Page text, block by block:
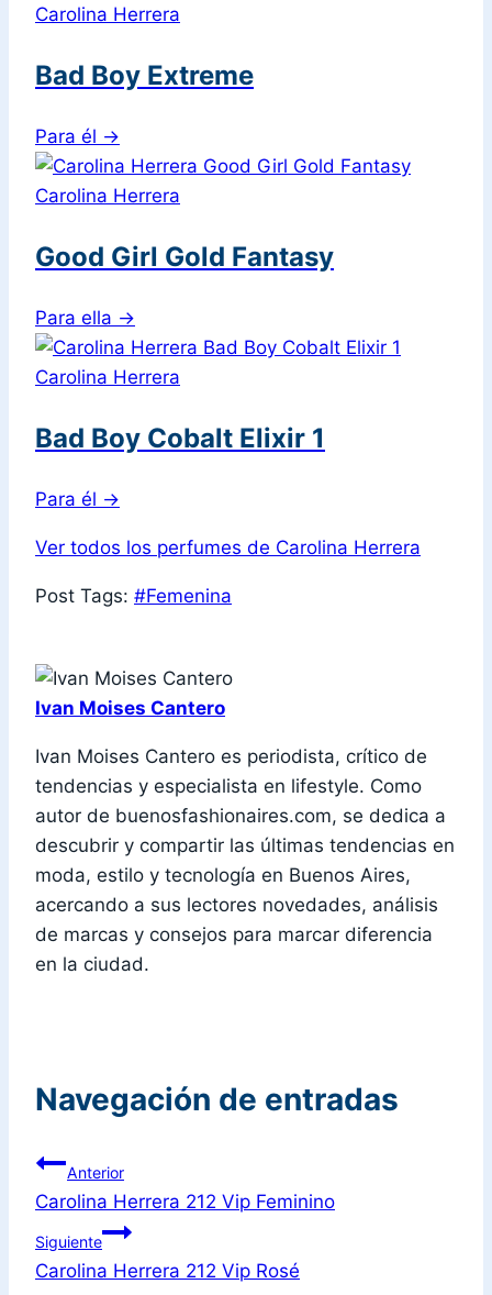
Carolina Herrera
Bad Boy Extreme
Para él →
Carolina Herrera
Good Girl Gold Fantasy
Para ella →
Carolina Herrera
Bad Boy Cobalt Elixir 1
Para él →
Ver todos los perfumes de Carolina Herrera
Post Tags: #Femenina
Ivan Moises Cantero
Ivan Moises Cantero es periodista, crítico de
tendencias y especialista en lifestyle. Como
autor de buenosfashionaires.com, se dedica a
descubrir y compartir las últimas tendencias en
moda, estilo y tecnología en Buenos Aires,
acercando a sus lectores novedades, análisis
de marcas y consejos para marcar diferencia
en la ciudad.
Navegación de entradas
Anterior
Carolina Herrera 212 Vip Feminino
Siguiente
Carolina Herrera 212 Vip Rosé